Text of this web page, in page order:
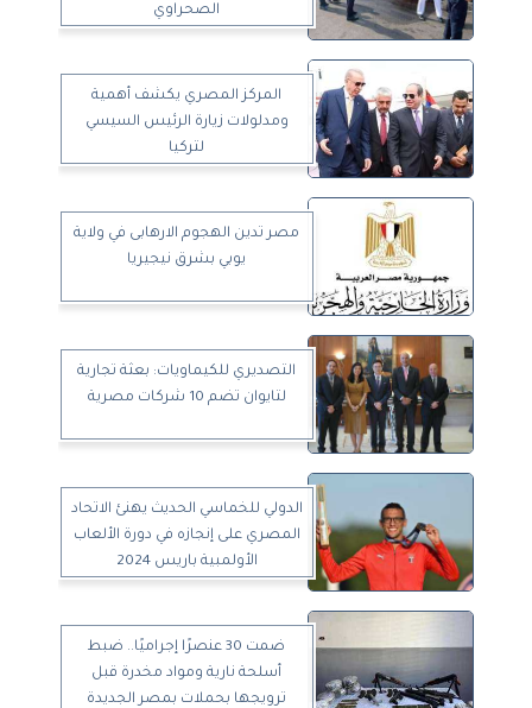
الصحراوي
المركز المصري يكشف أهمية
ومدلولات زيارة الرئيس السيسي
لتركيا
مصر تدين الهجوم الارهابى في ولاية
يوبي بشرق نيجيريا
التصديري للكيماويات: بعثة تجارية
لتايوان تضم 10 شركات مصرية
الدولي للخماسي الحديث يهنئ الاتحاد
المصري على إنجازه في دورة الألعاب
الأولمبية باريس 2024
ضمت 30 عنصرًا إجراميًا.. ضبط
أسلحة نارية ومواد مخدرة قبل
ترويجها بحملات بمصر الجديدة